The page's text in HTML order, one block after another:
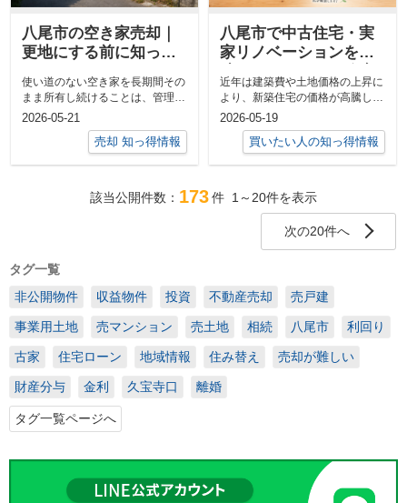
八尾市の空き家売却｜
更地にする前に知って
使い道のない空き家を長期間その
まま所有し続けることは、管理費
や固定資産税などの負担がかかる
2026-05-21
売却 知っ得情報
八尾市で中古住宅・実
家リノベーションを成
選びから完成までを解
説
近年は建築費や土地価格の上昇に
より、新築住宅の価格が高騰して
います。「新築を購入したいけれ
ど、予算的...
2026-05-19
買いたい人の知っ得情報
該当公開件数： 173件 1～20件を表示
次の20件へ
タグ一覧
非公開物件
収益物件 投資 不動産売却 売戸建
事業用土地 売マンション 売土地 相続 八尾市 利回り
古家 住宅ローン 地域情報 住み替え 売却が難しい
財産分与 金利 久宝寺口 離婚
タグ一覧ページへ